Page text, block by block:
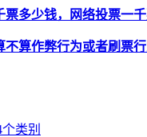
票多少钱，网络投票一
不算作弊行为或者刷票
类别